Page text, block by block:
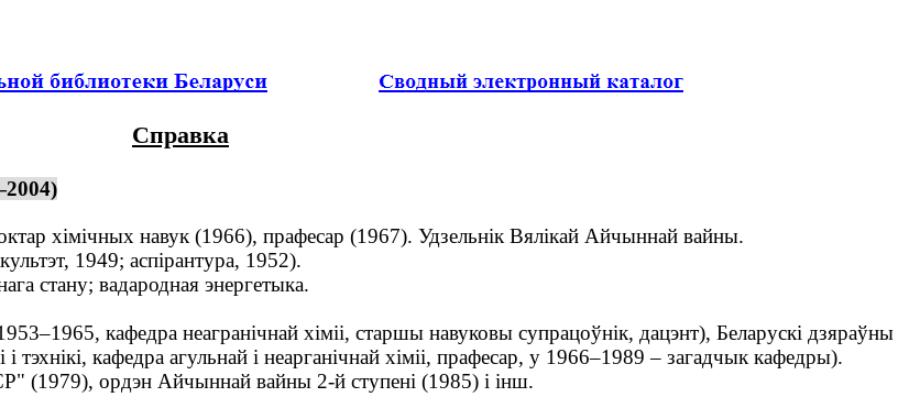
Справка
хімічных навук (1966), прафесар (1967). Удзельнік Вялікай Айчыннай вайны.
1949; аспірантура, 1952).
стану; вадародная энергетыка.
кафедра неагранічнай хіміі, старшы навуковы супрацоўнік, дацэнт), Беларускі дзяраўны
і тэхнікі, кафедра агульнай і неарганічнай хіміі, прафесар, у 1966–1989 – загадчык кафедры).
(1979), ордэн Айчыннай вайны 2-й ступені (1985) і інш.